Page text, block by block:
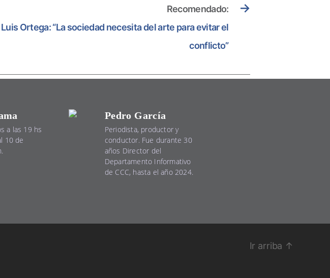
→
Recomendado:
Luis Ortega: “La sociedad necesita del arte para evitar el
conflicto”
a las 19 hs
10 de
Pedro García
Periodista, productor y
conductor. Fue durante 30
años Director del
Departamento Informativo
de CCC, hasta el año 2024.
Ir arriba ↑